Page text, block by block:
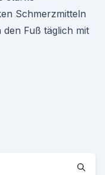
Schmerzmitteln
Fuß täglich mit